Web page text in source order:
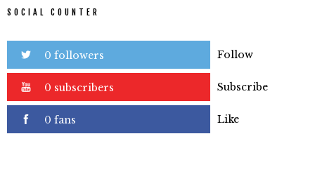
SOCIAL COUNTER
0 followers Follow
0 subscribers Subscribe
0 fans Like